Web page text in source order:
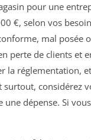
pour une
€, selon vos
mal posée
perte de clients et
la réglementation,
considérez
dépense. Si